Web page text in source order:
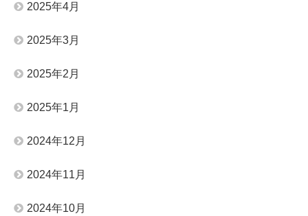
2025年4月
2025年3月
2025年2月
2025年1月
2024年12月
2024年11月
2024年10月